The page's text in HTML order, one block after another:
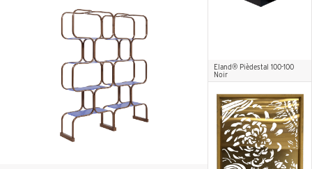
Eland® Pièdestal 100-100
Noir